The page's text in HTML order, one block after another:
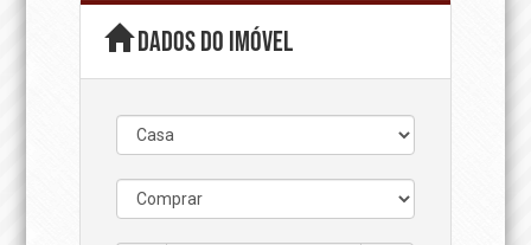
Dados do imóvel